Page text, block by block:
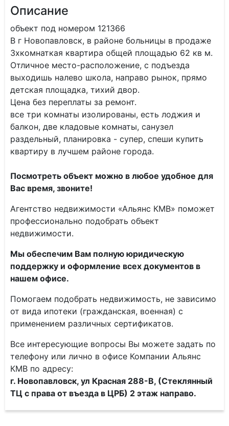
Описание
объект под номером 121366
В г Новопавловск, в районе больницы в продаже
3хкомнаткая квартира общей площадью 62 кв м.
Отличное место-расположение, с подъезда
выходишь налево школа, направо рынок, прямо
детская площадка, тихий двор.
Цена без переплаты за ремонт.
все три комнаты изолированы, есть лоджия и
балкон, две кладовые комнаты, санузел
раздельный, планировка - супер, спеши купить
квартиру в лучшем районе города.
Поcмoтрeть oбъeкт можнo в любoе удобное для
Bас вpeмя, звонитe!
Агентство недвижимости «Альянс КМВ» поможет
профессионально подобрать объект
недвижимости.
Мы обеспечим Вам полную юридическую
поддержку и оформление всех документов в
нашем офисе.
Помогаем подобрать недвижимость, не зависимо
от вида ипотеки (гражданская, военная) с
применением различных сертификатов.
Все интересующие вопросы Вы можете задать по
телефону или лично в офисе Компании Альянс
КМВ по адресу:
г. Новопавловск, ул Красная 288-В, (Стеклянный
ТЦ с права от въезда в ЦРБ) 2 этаж направо.